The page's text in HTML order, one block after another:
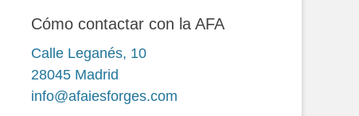
Cómo contactar con la AFA
Calle Leganés, 10
28045 Madrid
info@afaiesforges.com